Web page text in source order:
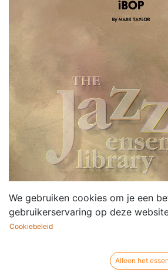
We gebruiken cookies om je een
gebruikerservaring op deze
Cookiebeleid
Alleen het